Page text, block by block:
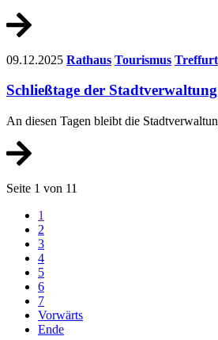
09.12.2025 Rathaus Tourismus Treffurt
Schließtage der
An diesen Tagen bleibt die
Seite 1 von 11
1
2
3
4
5
6
7
Vorwärts
Ende